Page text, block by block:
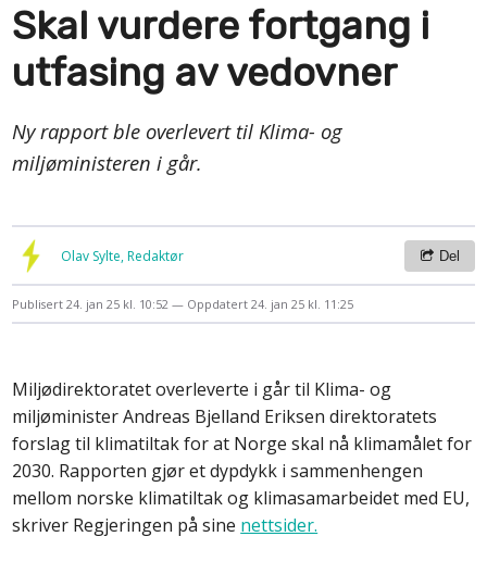
Skal vurdere fortgang i
utfasing av vedovner
Ny rapport ble overlevert til Klima- og
miljøministeren i går.
Olav Sylte, Redaktør
Publisert24. jan 25 kl. 10:52 Oppdatert24. jan 25 kl. 11:25
Del
Miljødirektoratet overleverte i går til Klima- og
miljøminister Andreas Bjelland Eriksen direktoratets
forslag til klimatiltak for at Norge skal nå klimamålet for
2030. Rapporten gjør et dypdykk i sammenhengen
mellom norske klimatiltak og klimasamarbeidet med EU,
skriver Regjeringen på sine nettsider.